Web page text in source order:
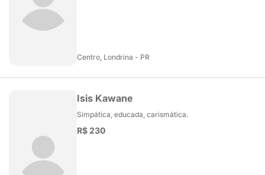
Centro, Londrina - PR
Isis Kawane
Simpática, educada, carismática.
R$ 230